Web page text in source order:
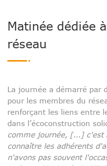
Matinée dédiée
réseau
La journée a démarré par
pour les membres du
renforçant les liens entre
dans l’écoconstruction
comme journée, [...] c'est
connaître les adhérents
n'avons pas souvent